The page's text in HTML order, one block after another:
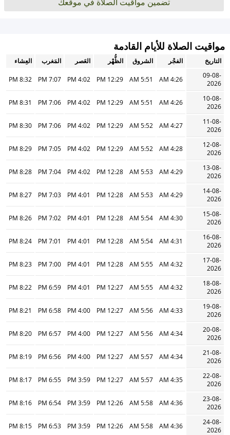
مواقيت الصلاة للأيام القادمة
التاريخ الفجْر الشروق الظُّهْر العَصر المَغرب
العِشاء
09-08-
2026
4:26 AM
5:51 AM
12:29 PM
4:02 PM
7:07 PM
8:32 PM
10-08-
2026
4:26 AM
5:51 AM
12:29 PM
4:02 PM
7:06 PM
8:31 PM
11-08-
2026
4:27 AM
5:52 AM
12:29 PM
4:02 PM
7:06 PM
8:30 PM
12-08-
2026
4:28 AM
5:52 AM
12:29 PM
4:02 PM
7:05 PM
8:29 PM
13-08-
2026
4:29 AM
5:53 AM
12:28 PM
4:02 PM
7:04 PM
8:28 PM
14-08-
2026
4:29 AM
5:53 AM
12:28 PM
4:01 PM
7:03 PM
8:27 PM
15-08-
2026
4:30 AM
5:54 AM
12:28 PM
4:01 PM
7:02 PM
8:26 PM
16-08-
2026
4:31 AM
5:54 AM
12:28 PM
4:01 PM
7:01 PM
8:24 PM
17-08-
2026
4:32 AM
5:55 AM
12:28 PM
4:01 PM
7:00 PM
8:23 PM
18-08-
2026
4:32 AM
5:55 AM
12:27 PM
4:01 PM
6:59 PM
8:22 PM
19-08-
2026
4:33 AM
5:56 AM
12:27 PM
4:00 PM
6:58 PM
8:21 PM
20-08-
2026
4:34 AM
5:56 AM
12:27 PM
4:00 PM
6:57 PM
8:20 PM
21-08-
2026
4:34 AM
5:57 AM
12:27 PM
4:00 PM
6:56 PM
8:19 PM
22-08-
2026
4:35 AM
5:57 AM
12:27 PM
3:59 PM
6:55 PM
8:17 PM
23-08-
2026
4:36 AM
5:58 AM
12:26 PM
3:59 PM
6:54 PM
8:16 PM
24-08-
2026
4:36 AM
5:58 AM
12:26 PM
3:59 PM
6:53 PM
8:15 PM